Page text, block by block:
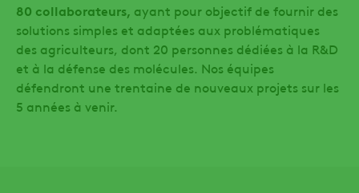
80 collaborateurs, ayant pour objectif de fournir des
solutions simples et adaptées aux problématiques
des agriculteurs, dont 20 personnes dédiées à la R&D
et à la défense des molécules. Nos équipes
défendront une trentaine de nouveaux projets sur les
5 années à venir.